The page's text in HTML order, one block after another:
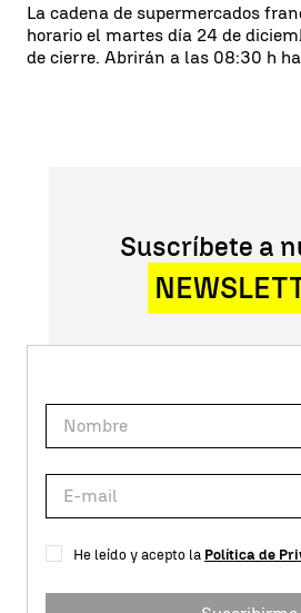
La cadena de supermercados
horario el martes día 24 de
de cierre. Abrirán a las 08:30 h
Suscríbete a
He leído y acepto la Política de